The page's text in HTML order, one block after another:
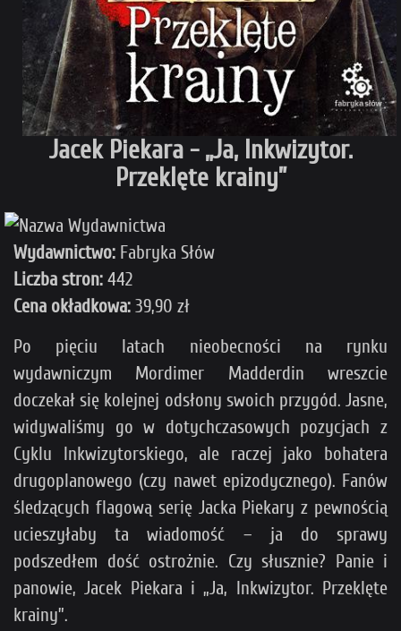
Jacek Piekara - „Ja, Inkwizytor.
Przeklęte krainy”
Wydawnictwo: Fabryka Słów
Liczba stron: 442
Cena okładkowa: 39,90 zł
Po pięciu latach nieobecności na rynku
wydawniczym Mordimer Madderdin wreszcie
doczekał się kolejnej odsłony swoich przygód. Jasne,
widywaliśmy go w dotychczasowych pozycjach z
Cyklu Inkwizytorskiego, ale raczej jako bohatera
drugoplanowego (czy nawet epizodycznego). Fanów
śledzących flagową serię Jacka Piekary z pewnością
ucieszyłaby ta wiadomość – ja do sprawy
podszedłem dość ostrożnie. Czy słusznie? Panie i
panowie, Jacek Piekara i „Ja, Inkwizytor. Przeklęte
krainy”.